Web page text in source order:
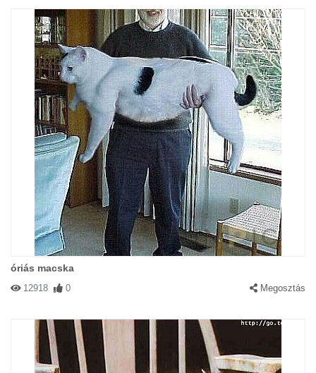
óriás macska
12918 0 Megosztás